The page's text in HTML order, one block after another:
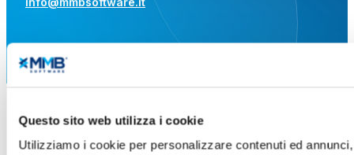
Questo sito web utilizza i cookie
Utilizziamo i cookie per personalizzare contenuti ed